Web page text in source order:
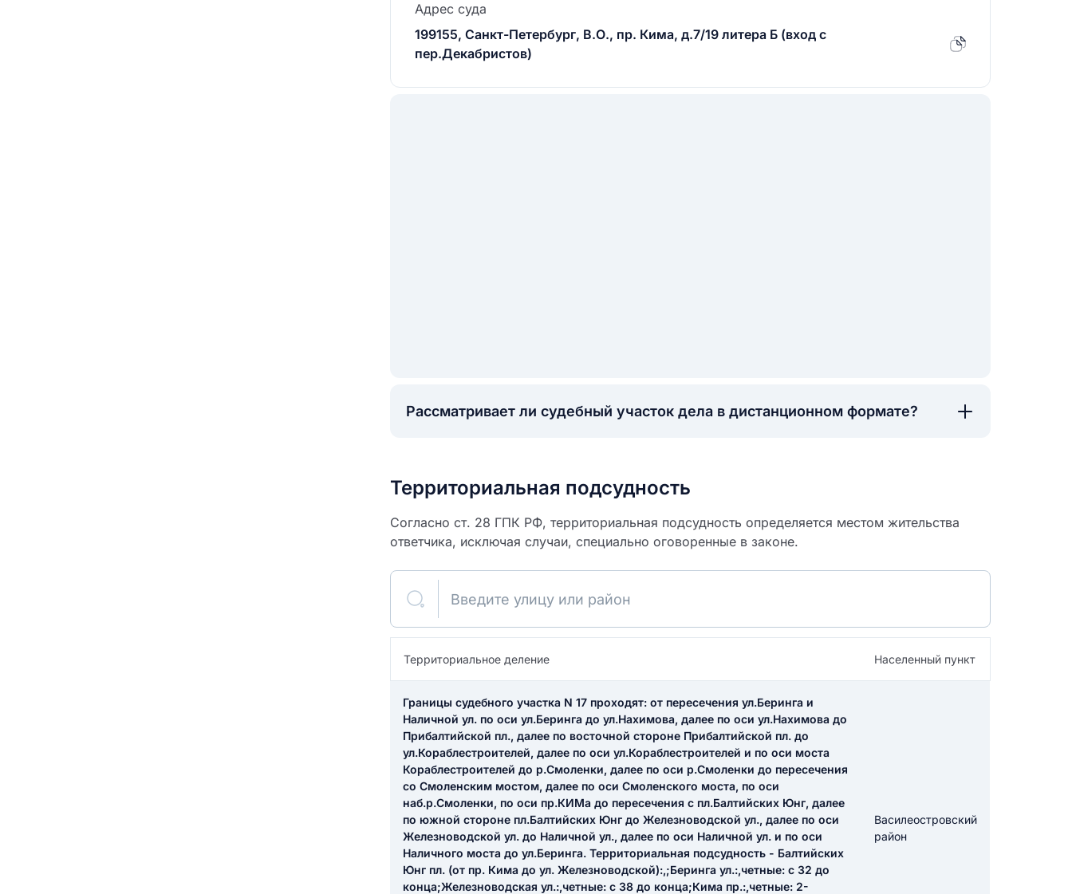
Адрес суда
199155, Санкт-Петербург, В.О., пр. Кима, д.7/19 литера Б (вход с
пер.Декабристов)
Рассматривает ли судебный участок дела в дистанционном формате?
Территориальная подсудность
Согласно ст. 28 ГПК РФ, территориальная подсудность определяется местом жительства
ответчика, исключая случаи, специально оговоренные в законе.
Введите улицу или район
Территориальное деление Населенный пункт
Границы судебного участка N 17 проходят: от пересечения ул.Беринга и
Наличной ул. по оси ул.Беринга до ул.Нахимова, далее по оси ул.Нахимова до
Прибалтийской пл., далее по восточной стороне Прибалтийской пл. до
ул.Кораблестроителей, далее по оси ул.Кораблестроителей и по оси моста
Кораблестроителей до р.Смоленки, далее по оси р.Смоленки до пересечения
со Смоленским мостом, далее по оси Смоленского моста, по оси
наб.р.Смоленки, по оси пр.КИМа до пересечения с пл.Балтийских Юнг, далее
по южной стороне пл.Балтийских Юнг до Железноводской ул., далее по оси
Железноводской ул. до Наличной ул., далее по оси Наличной ул. и по оси
Наличного моста до ул.Беринга. Территориальная подсудность - Балтийских
Юнг пл. (от пр. Кима до ул. Железноводской):,;Беринга ул.:,четные: с 32 до
конца;Железноводская ул.:,четные: с 38 до конца;Кима пр.:,четные: 2-
Василеостровский
район
участок?
разрешить публикацию отзыва
ОСТАВИТЬ ОТЗЫВ
Введите свое имя
Введите свой номер телефона
Ответ на отзыв
разрешить публикацию отзыва
Название населенного пункта
СОХРАНИТЬ